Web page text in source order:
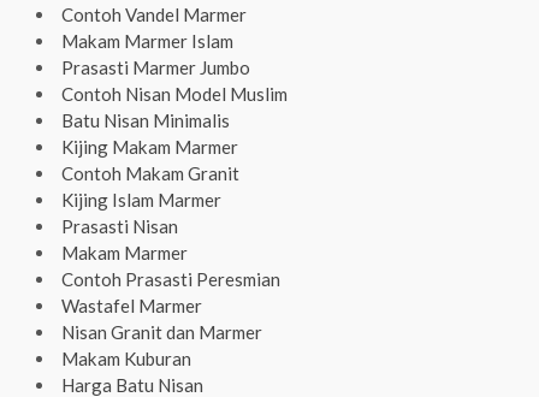
Contoh Vandel Marmer
Makam Marmer Islam
Prasasti Marmer Jumbo
Contoh Nisan Model Muslim
Batu Nisan Minimalis
Kijing Makam Marmer
Contoh Makam Granit
Kijing Islam Marmer
Prasasti Nisan
Makam Marmer
Contoh Prasasti Peresmian
Wastafel Marmer
Nisan Granit dan Marmer
Makam Kuburan
Harga Batu Nisan